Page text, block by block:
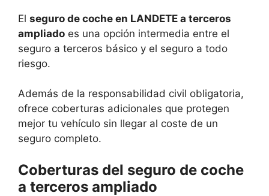
El seguro de coche en LANDETE a terceros
ampliado es una opción intermedia entre el
seguro a terceros básico y el seguro a todo
riesgo.
Además de la responsabilidad civil obligatoria,
ofrece coberturas adicionales que protegen
mejor tu vehículo sin llegar al coste de un
seguro completo.
Coberturas del seguro de coche
a terceros ampliado